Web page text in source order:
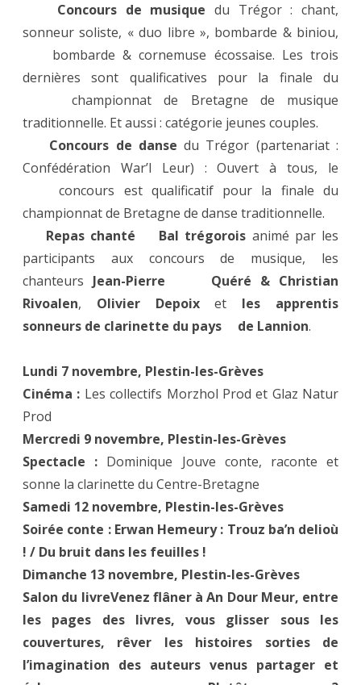
Concours de musique du Trégor : chant,
sonneur soliste, « duo libre », bombarde & biniou,
bombarde & cornemuse écossaise. Les trois
dernières sont qualificatives pour la finale du
championnat de Bretagne de musique
traditionnelle. Et aussi : catégorie jeunes couples.
Concours de danse du Trégor (partenariat :
Confédération War’l Leur) : Ouvert à tous, le
concours est qualificatif pour la finale du
championnat de Bretagne de danse traditionnelle.
Repas chanté Bal trégorois animé par les
participants aux concours de musique, les
chanteurs Jean-Pierre Quéré & Christian
Rivoalen, Olivier Depoixet les apprentis
sonneurs de clarinette du pays de Lannion.
Lundi 7 novembre, Plestin-les-Grèves
Cinéma : Les collectifs Morzhol Prod et Glaz Natur
Prod
Mercredi 9 novembre, Plestin-les-Grèves
Spectacle : Dominique Jouve conte, raconte et
sonne la clarinette du Centre-Bretagne
Samedi 12 novembre, Plestin-les-Grèves
Soirée conte : Erwan Hemeury : Trouz ba’n delioù
! / Du bruit dans les feuilles !
Dimanche 13 novembre, Plestin-les-Grèves
Salon du livreVenez flâner à An Dour Meur, entre
les pages des livres, vous glisser sous les
couvertures, rêver les histoires sorties de
l’imagination des auteurs venus partager et